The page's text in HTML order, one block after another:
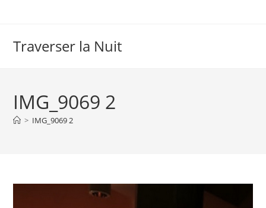
Traverser la Nuit
IMG_9069 2
> IMG_9069 2